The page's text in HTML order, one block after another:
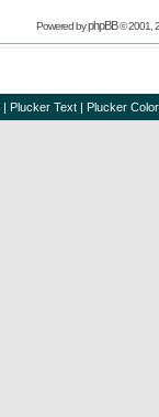
Powered byphpBB© 2001,
| Plucker Text | Plucker Color